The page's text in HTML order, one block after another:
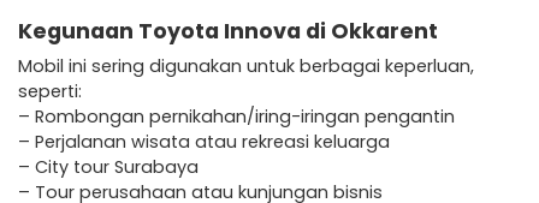
Kegunaan Toyota Innova di Okkarent
Mobil ini sering digunakan untuk berbagai keperluan,
seperti:
– Rombongan pernikahan/iring-iringan pengantin
– Perjalanan wisata atau rekreasi keluarga
– City tour Surabaya
– Tour perusahaan atau kunjungan bisnis